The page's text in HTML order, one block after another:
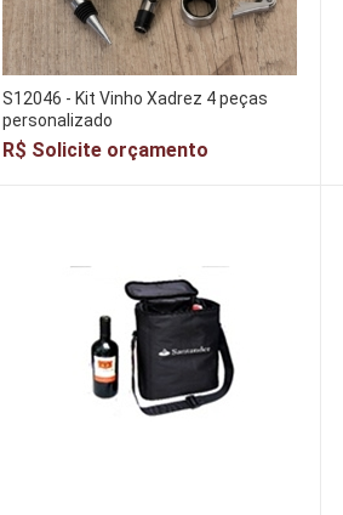
S12046 - Kit Vinho Xadrez 4 peças
personalizado
R$ Solicite orçamento